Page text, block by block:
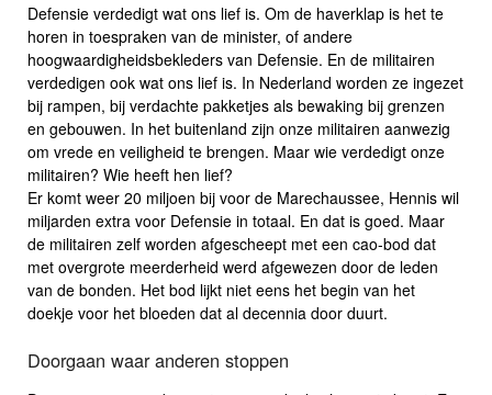
Defensie verdedigt wat ons lief is. Om de haverklap is het te
horen in toespraken van de minister, of andere
hoogwaardigheidsbekleders van Defensie. En de militairen
verdedigen ook wat ons lief is. In Nederland worden ze ingezet
bij rampen, bij verdachte pakketjes als bewaking bij grenzen
en gebouwen. In het buitenland zijn onze militairen aanwezig
om vrede en veiligheid te brengen. Maar wie verdedigt onze
militairen? Wie heeft hen lief?
Er komt weer 20 miljoen bij voor de Marechaussee, Hennis wil
miljarden extra voor Defensie in totaal. En dat is goed. Maar
de militairen zelf worden afgescheept met een cao-bod dat
met overgrote meerderheid werd afgewezen door de leden
van de bonden. Het bod lijkt niet eens het begin van het
doekje voor het bloeden dat al decennia door duurt.
Doorgaan waar anderen stoppen